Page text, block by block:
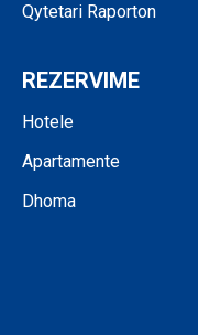
Qytetari Raporton
REZERVIME
Hotele
Apartamente
Dhoma